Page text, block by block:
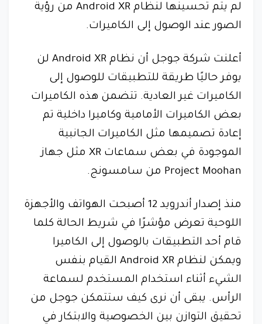
لم يتم تحسينها لنظام Android XR من رؤية
الصور عند الوصول إلى الكاميرات.
أعلنت شركة جوجل أن نظام Android XR لن
يوفر حاليًا طريقة للتطبيقات للوصول إلى
الكاميرات غير العادية. تتضمن هذه الكاميرات
بعض الكاميرات الأمامية وكاميرا داخلية تم
إعادة تصميمها مثل الكاميرات الجانبية
الموجودة في بعض سماعات XR مثل جهاز
Project Moohan من سامسونج.
منذ إصدار أندرويد 12 أصبحت الهواتف والأجهزة
اللوحية تعرض مؤشرًا في شريط الحالة كلما
قام أحد التطبيقات بالوصول إلى الكاميرا
ويمكن لنظام Android XR القيام بنفس
الشيء أثناء استخدام المستخدم لسماعة
الرأس. يبقى أن نرى كيف ستتمكن جوجل من
تحقيق التوازن بين الخصوصية والابتكار في